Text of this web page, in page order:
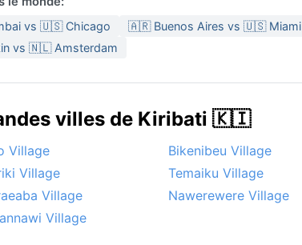
vs 🇺🇸 Chicago 🇦🇷 Buenos Aires vs 🇺🇸 Miami
vs 🇳🇱 Amsterdam
villes de Kiribati 🇰🇮
Village Bikenibeu Village
Village Temaiku Village
Village Nawerewere Village
Village